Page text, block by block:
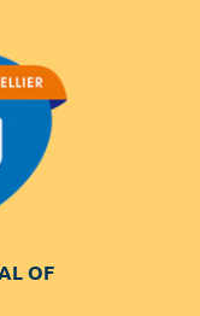
OF